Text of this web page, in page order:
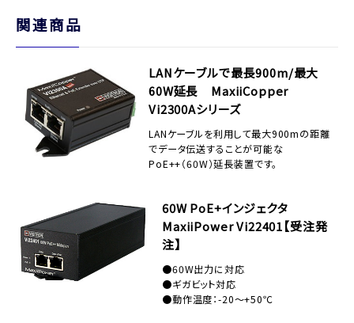
関連商品
LANケーブルで最長900m/最大
60W延長 MaxiiCopper
Vi2300Aシリーズ
LANケーブルを利用して最大900mの距離
でデータ伝送することが可能な
PoE++（60W）延長装置です。
60W PoE+インジェクタ
MaxiiPower Vi22401【受注発
注】
●60W出力に対応
●ギガビット対応
●動作温度：-20～+50℃